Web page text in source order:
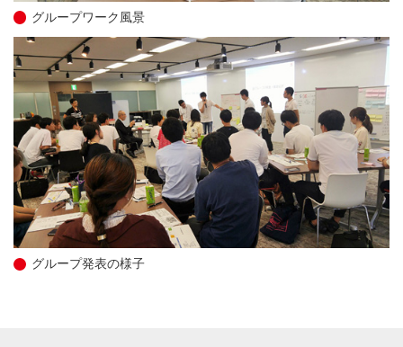
グループワーク風景
グループ発表の様子